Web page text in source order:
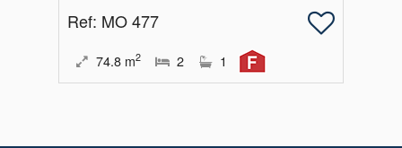
Ref: MO 477
74.8 m2 2 1